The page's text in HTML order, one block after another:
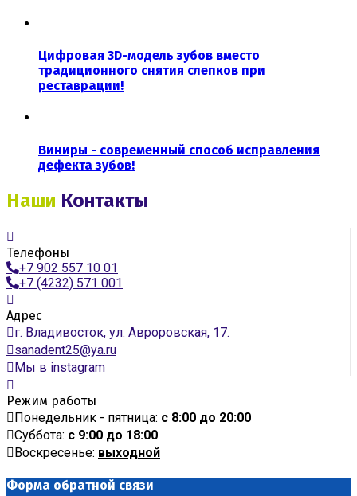
Цифровая 3D-модель зубов вместо
традиционного снятия слепков при
реставрации!
Виниры - современный способ исправления
дефекта зубов!
Наши Контакты
Телефоны
+7 902 557 10 01
+7 (4232) 571 001
Адрес
г. Владивосток, ул. Авроровская, 17.
sanadent25@ya.ru
Мы в instagram
Режим работы
Понедельник - пятница: с 8:00 до 20:00
Суббота: с 9:00 до 18:00
Воскресенье: выходной
Форма обратной связи